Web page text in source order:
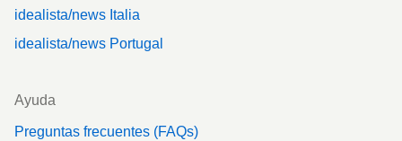
idealista/news Italia
idealista/news Portugal
Ayuda
Preguntas frecuentes (FAQs)